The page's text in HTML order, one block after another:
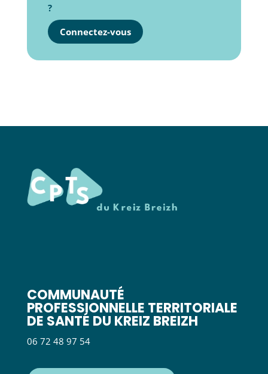
?
Connectez-vous
COMMUNAUTÉ
PROFESSIONNELLE TERRITORIALE
DE SANTÉ DU KREIZ BREIZH
06 72 48 97 54